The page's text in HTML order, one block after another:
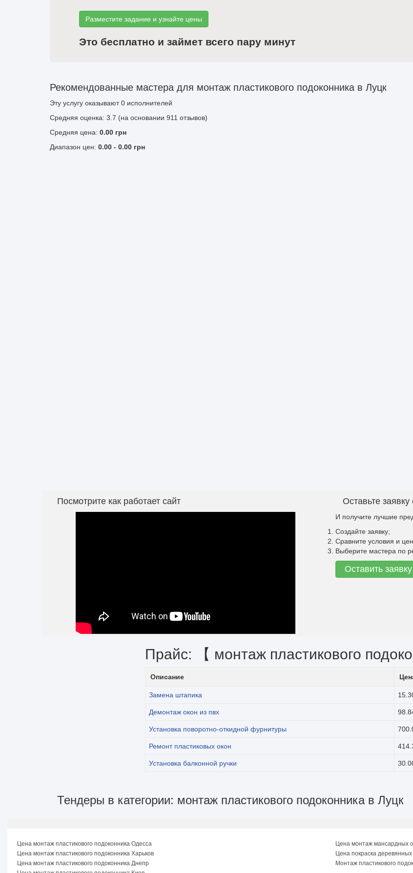
Разместите задание и узнайте цены
Это бесплатно и займет всего пару минут
Рекомендованные мастера для монтаж пластикового подоконника в Луцк
Эту услугу оказывают0 исполнителей
Средняя оценка: 3.7 (на основании 911 отзывов)
Средняя цена: 0.00 грн
Диапазон цен: 0.00 - 0.00 грн
Посмотрите как работает сайт Оставьте заявку
И получите лучшие
Создайте заявку;
Сравните условия и
Выберите мастера по
Оставить заявку
Прайс: 【 монтаж пластикового
Описание
Замена штапика
Демонтаж окон из пвх
Установка поворотно-откидной фурнитуры
Ремонт пластиковых окон
Установка балконной ручки
Тендеры в категории: монтаж пластикового подоконника в Луцк
Цена монтаж пластикового подоконника Одесса
Цена монтаж пластикового подоконника Харьков
Цена монтаж пластикового подоконника Днепр
Цена монтаж мансардных
Цена покраска деревянных
Монтаж пластикового